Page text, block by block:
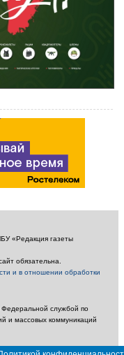
«Редакция газеты
обязательна.
и в отношении обработки
Федеральной службой по
и массовых коммуникаций
«Редакция газеты «Калужская